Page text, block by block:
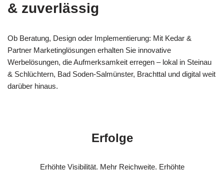
& zuverlässig
Ob Beratung, Design oder Implementierung: Mit Kedar &
Partner Marketinglösungen erhalten Sie innovative
Werbelösungen, die Aufmerksamkeit erregen – lokal in Steinau
& Schlüchtern, Bad Soden-Salmünster, Brachttal und digital weit
darüber hinaus.
Erfolge
Erhöhte Visibilität. Mehr Reichweite. Erhöhte